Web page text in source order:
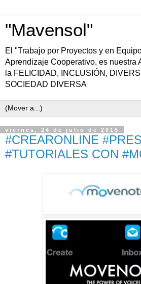
"Mavensol"
El "Trabajo por Proyectos y en
Aprendizaje Cooperativo, es nuestra
la FELICIDAD, INCLUSIÓN,
SOCIEDAD DIVERSA
viernes, 24 de julio de 2015
#CREARONLINE
#TUTORIALES CON